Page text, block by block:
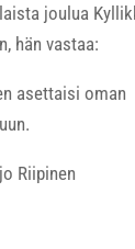
joulua
hän vastaa:
asettaisi oman
Riipinen